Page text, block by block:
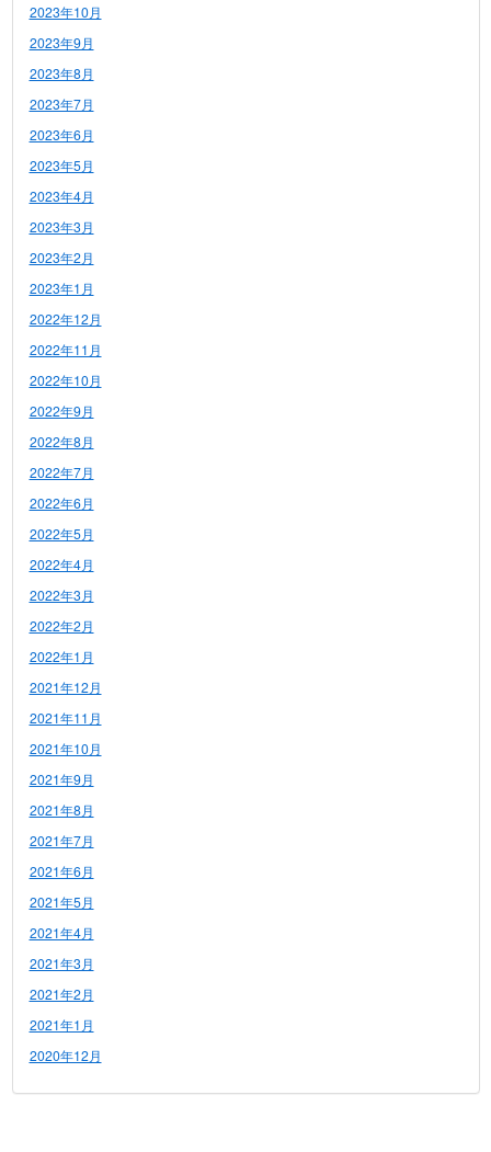
2023年10月
2023年9月
2023年8月
2023年7月
2023年6月
2023年5月
2023年4月
2023年3月
2023年2月
2023年1月
2022年12月
2022年11月
2022年10月
2022年9月
2022年8月
2022年7月
2022年6月
2022年5月
2022年4月
2022年3月
2022年2月
2022年1月
2021年12月
2021年11月
2021年10月
2021年9月
2021年8月
2021年7月
2021年6月
2021年5月
2021年4月
2021年3月
2021年2月
2021年1月
2020年12月